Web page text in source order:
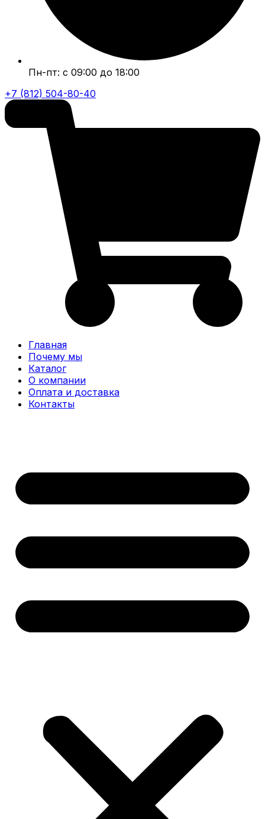
Пн-пт: с 09:00 до 18:00
+7 (812) 504-80-40
Главная
Почему мы
Каталог
О компании
Оплата и доставка
Контакты